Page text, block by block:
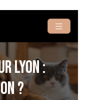
LYON :
?